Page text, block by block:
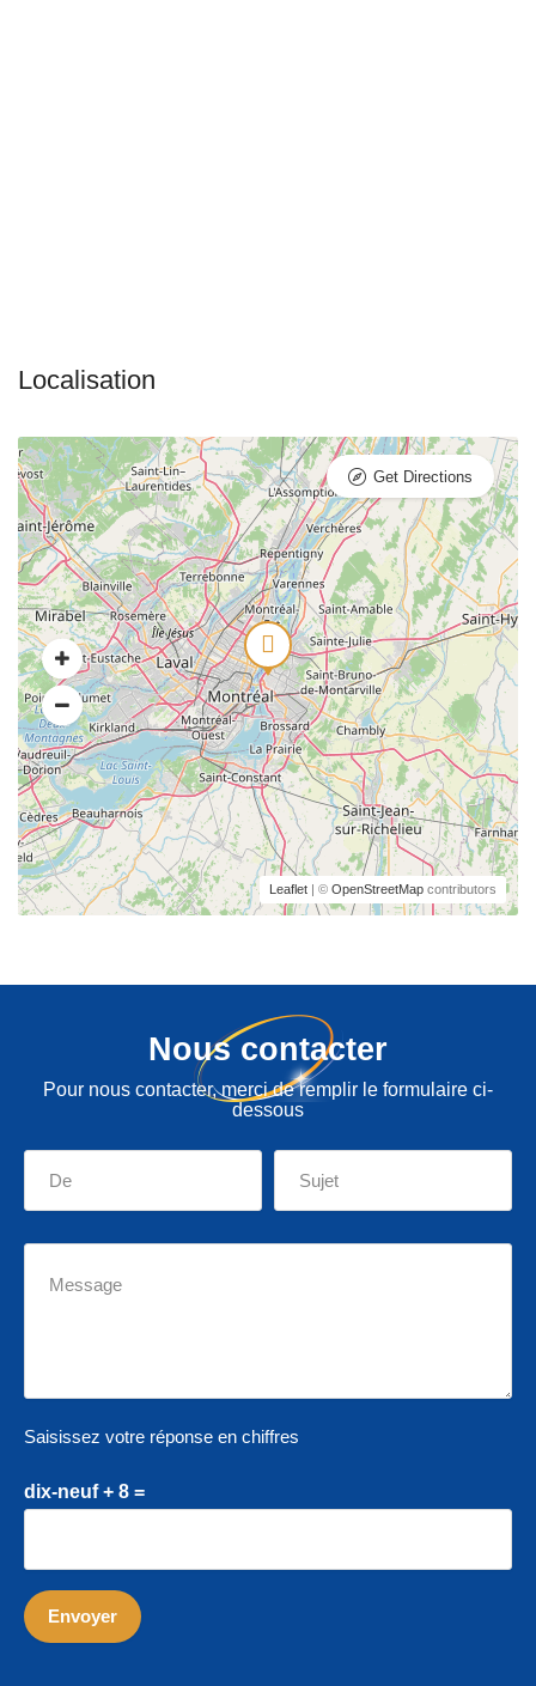
Leaflet | © OpenStreetMap contributors
Get Directions
Nous contacter
Pour nous contacter, merci de remplir le formulaire ci-
dessous
Saisissez votre réponse en chiffres
dix-neuf + 8 =